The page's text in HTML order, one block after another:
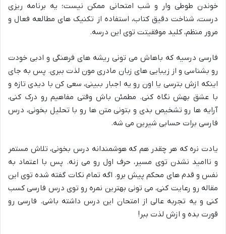
خوندن طوطی وار و شب امتحانی ممکن نیست؛ یه برنامه ریزی
درست، شناخت دقیق کتاب، استفاده از تکنیک های مطالعه فعال و
مرور منظم، کلید موفقیتت توی این درسه.
فارسی درسیه که باهاش می تونی ریشه های فرهنگی و ادبی خودت
رو بشناسی و از زیبایی های زبان مادری مون لذت ببری. پس به جای
اینکه ازش بترسی یا اون رو یه اجبار ببینی، سعی کن با دیدی تازه و
با عشق بهش نگاه کنی. مطمئن باش وقتی مفاهیم رو درک کنی،
آرایه ها رو تشخیص بدی و بتونی متن ها رو با تحلیل بخونی، درس
فارسی برات حسابی شیرین می شه.
یادت نره که هر چقدر هم که هوشمندانه درس بخونی، تلاش مستمر
و ناامید نشدن توی مسیر، حرف اول رو می زنه. پس با اعتماد به
نفس و قدم های محکم پیش برو. اگه تمام نکات گفته شده توی این
مقاله رو رعایت کنی، می تونی بهترین نمره رو توی درس فارسی کسب
کنی و یه تجربه عالی از امتحان این درس داشته باشی. فارسی رو
قورت بده و ازش لذت ببر!